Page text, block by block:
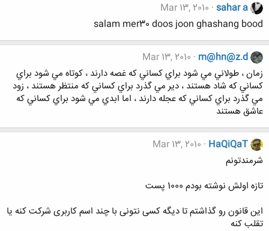
sahar a
Mar 13, 2010
salam mer30 doos joon ghashang bood
m@hn@z.d
Mar 13, 2010
زمان ، طولاني مي شود براي كساني كه غصه دارند ، كوتاه مي شود براي
كساني كه شاد هستند ، دير مي گذرد براي كساني كه منتظر هستند ، زود
مي گذرد براي كساني كه عجله دارند ، اما ابدي مي شود براي كساني كه
عاشق هستند
HaQiQaT
Mar 13, 2010
شرمندتونم
تازه اولش نوشته بودم 1000 پست
این قانون رو گذاشتم تا دیگه کسی نتونی با چند اسم کاربری شرکت کنه یا
تقلب کنه